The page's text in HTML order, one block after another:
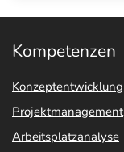
Kompetenzen
Konzeptentwicklung
Projektmanagement
Arbeitsplatzanalyse